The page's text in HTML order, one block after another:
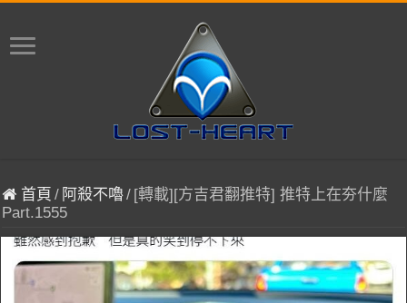
首頁 / 阿殺不嚕/ [轉載][方吉君翻推特] 推特上在夯什麼
Part.1555